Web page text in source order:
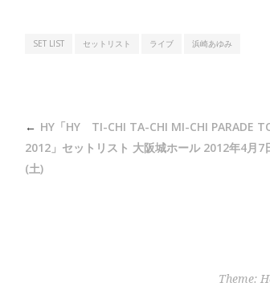
SET LIST セットリスト ライブ 浜崎あゆみ
HY「HY TI-CHI TA-CHI MI-CHI PARADE
2012」セットリスト 大阪城ホール 2012年4月7
(土)
Theme: